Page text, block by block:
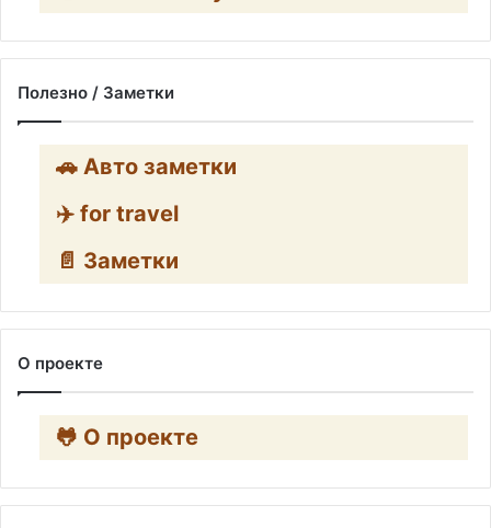
Полезно / Заметки
🚗 Авто заметки
✈️ for travel
📄 Заметки
О проекте
🐸 О проекте